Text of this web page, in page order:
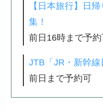
【日本旅行】日
集！
前日16時まで予
JTB「JR・新幹線
前日まで予約可